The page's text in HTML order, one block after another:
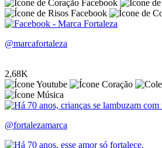
@marcafortaleza
2,68K
@fortalezamarca